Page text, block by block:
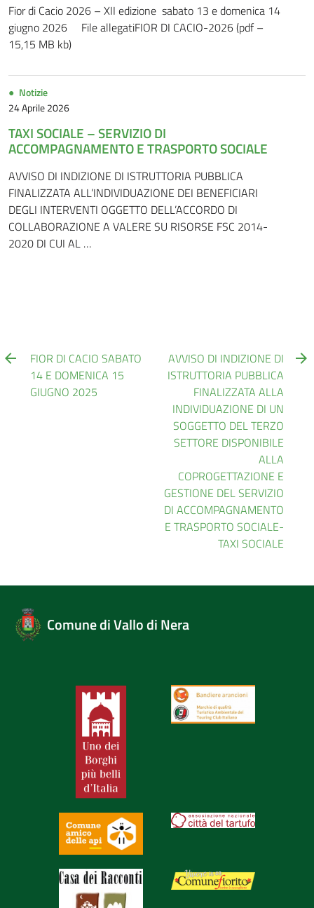
Fior di Cacio 2026 – XII edizione sabato 13 e domenica 14
giugno 2026 File allegatiFIOR DI CACIO-2026 (pdf –
15,15 MB kb)
Notizie
24 Aprile 2026
TAXI SOCIALE – SERVIZIO DI
ACCOMPAGNAMENTO E TRASPORTO SOCIALE
AVVISO DI INDIZIONE DI ISTRUTTORIA PUBBLICA
FINALIZZATA ALL’INDIVIDUAZIONE DEI BENEFICIARI
DEGLI INTERVENTI OGGETTO DELL’ACCORDO DI
COLLABORAZIONE A VALERE SU RISORSE FSC 2014-
2020 DI CUI AL …
FIOR DI CACIO SABATO
14 E DOMENICA 15
GIUGNO 2025
AVVISO DI INDIZIONE DI
ISTRUTTORIA PUBBLICA
FINALIZZATA ALLA
INDIVIDUAZIONE DI UN
SOGGETTO DEL TERZO
SETTORE DISPONIBILE
ALLA
COPROGETTAZIONE E
GESTIONE DEL SERVIZIO
DI ACCOMPAGNAMENTO
E TRASPORTO SOCIALE-
TAXI SOCIALE
Comune di Vallo di Nera